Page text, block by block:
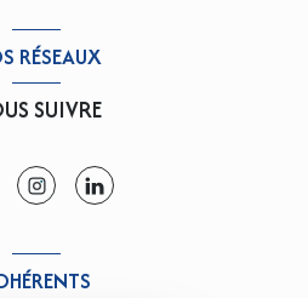
RÉSEAUX
SUIVRE